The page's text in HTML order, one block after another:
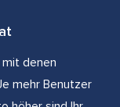
denen
mehr Benutzer